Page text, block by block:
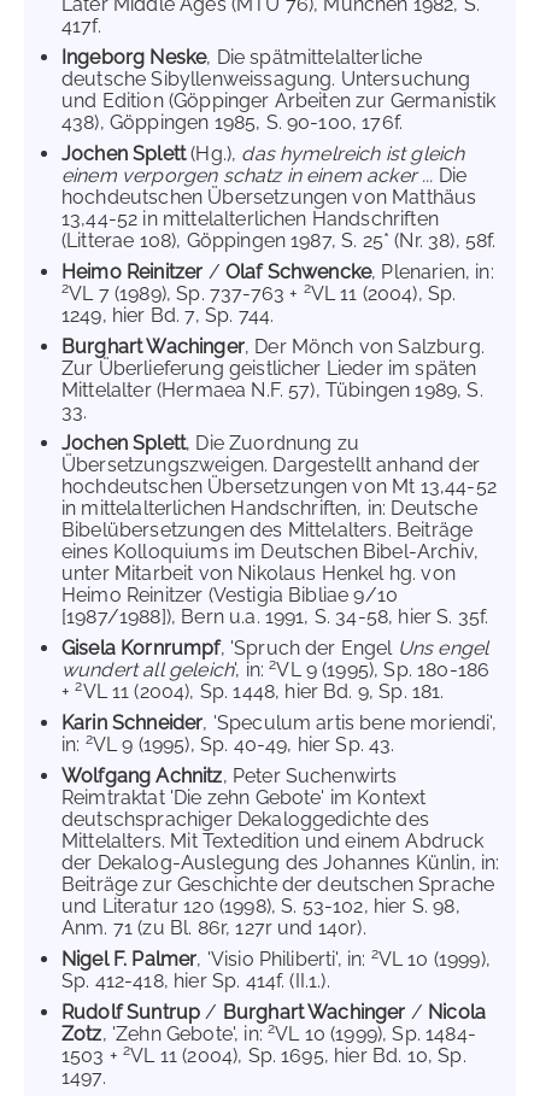
417f.
Ingeborg Neske, Die spätmittelalterliche
deutsche Sibyllenweissagung. Untersuchung
und Edition (Göppinger Arbeiten zur Germanistik
438), Göppingen 1985, S. 90-100, 176f.
Jochen Splett(Hg.), das hymelreich ist gleich
einem verporgen schatz in einem acker ... Die
hochdeutschen Übersetzungen von Matthäus
13,44-52 in mittelalterlichen Handschriften
(Litterae 108), Göppingen 1987, S. 25* (Nr. 38), 58f.
Heimo Reinitzer / Olaf Schwencke, Plenarien, in:
2VL 7 (1989), Sp. 737-763 + 2VL 11 (2004), Sp.
1249, hier Bd. 7, Sp. 744.
Burghart Wachinger, Der Mönch von Salzburg.
Zur Überlieferung geistlicher Lieder im späten
Mittelalter (Hermaea N.F. 57), Tübingen 1989, S.
33.
Jochen Splett, Die Zuordnung zu
Übersetzungszweigen. Dargestellt anhand der
hochdeutschen Übersetzungen von Mt 13,44-52
in mittelalterlichen Handschriften, in: Deutsche
Bibelübersetzungen des Mittelalters. Beiträge
eines Kolloquiums im Deutschen Bibel-Archiv,
unter Mitarbeit von Nikolaus Henkel hg. von
Heimo Reinitzer (Vestigia Bibliae 9/10
[1987/1988]), Bern u.a. 1991, S. 34-58, hier S. 35f.
Gisela Kornrumpf, 'Spruch der Engel Uns engel
wundert all geleich', in:2VL 9 (1995), Sp. 180-186
+2VL 11 (2004), Sp. 1448, hier Bd. 9, Sp. 181.
Karin Schneider, 'Speculum artis bene moriendi',
in: 2VL 9 (1995), Sp. 40-49, hier Sp. 43.
Wolfgang Achnitz, Peter Suchenwirts
Reimtraktat 'Die zehn Gebote' im Kontext
deutschsprachiger Dekaloggedichte des
Mittelalters. Mit Textedition und einem Abdruck
der Dekalog-Auslegung des Johannes Künlin, in:
Beiträge zur Geschichte der deutschen Sprache
und Literatur 120 (1998), S. 53-102, hier S. 98,
Anm. 71 (zu Bl. 86r, 127r und 140r).
Nigel F. Palmer, 'Visio Philiberti', in: 2VL 10 (1999),
Sp. 412-418, hier Sp. 414f. (II.1.).
Rudolf Suntrup / Burghart Wachinger / Nicola
Zotz, 'Zehn Gebote', in:2VL 10 (1999), Sp. 1484-
1503 +2VL 11 (2004), Sp. 1695, hier Bd. 10, Sp.
1497.